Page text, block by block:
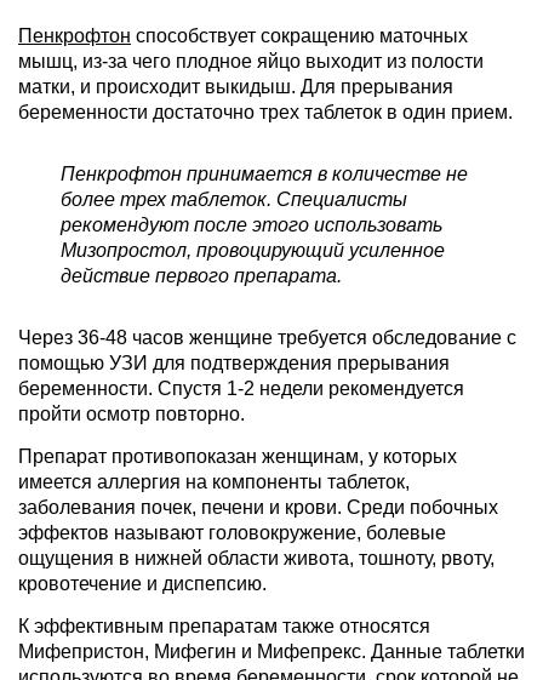
Пенкрофтон способствует сокращению маточных
мышц, из-за чего плодное яйцо выходит из полости
матки, и происходит выкидыш. Для прерывания
беременности достаточно трех таблеток в один прием.
Пенкрофтон принимается в количестве не
более трех таблеток. Специалисты
рекомендуют после этого использовать
Мизопростол, провоцирующий усиленное
действие первого препарата.
Через 36-48 часов женщине требуется обследование с
помощью УЗИ для подтверждения прерывания
беременности. Спустя 1-2 недели рекомендуется
пройти осмотр повторно.
Препарат противопоказан женщинам, у которых
имеется аллергия на компоненты таблеток,
заболевания почек, печени и крови. Среди побочных
эффектов называют головокружение, болевые
ощущения в нижней области живота, тошноту, рвоту,
кровотечение и диспепсию.
К эффективным препаратам также относятся
Мифепристон, Мифегин и Мифепрекс. Данные таблетки